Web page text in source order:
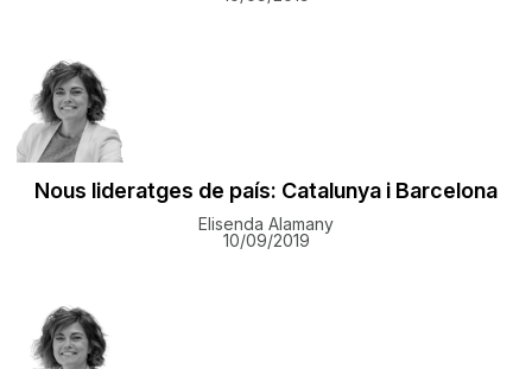
Nous lideratges de país: Catalunya i Barcelona
Elisenda Alamany
10/09/2019